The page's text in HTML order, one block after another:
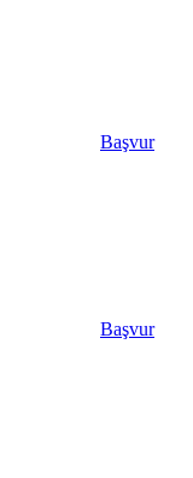
Başvur
Başvur